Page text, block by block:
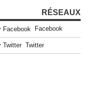
RÉSEAUX
Facebook
Twitter